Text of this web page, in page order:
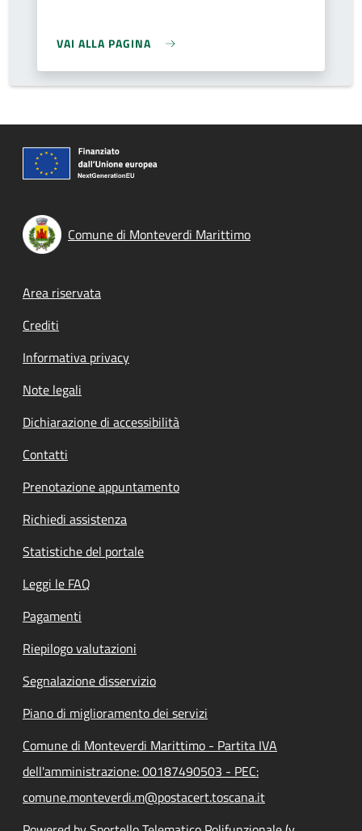
VAI ALLA PAGINA
Comune di Monteverdi Marittimo
Footer menu
Area riservata
Crediti
Informativa privacy
Note legali
Dichiarazione di accessibilità
Contatti
Prenotazione appuntamento
Richiedi assistenza
Statistiche del portale
Leggi le FAQ
Pagamenti
Riepilogo valutazioni
Segnalazione disservizio
Piano di miglioramento dei servizi
Comune di Monteverdi Marittimo - Partita IVA
dell'amministrazione: 00187490503 - PEC:
comune.monteverdi.m@postacert.toscana.it